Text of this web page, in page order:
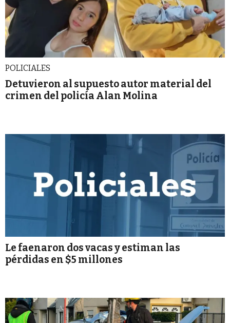
POLICIALES
Detuvieron al supuesto autor material del
crimen del policía Alan Molina
Le faenaron dos vacas y estiman las
pérdidas en $5 millones